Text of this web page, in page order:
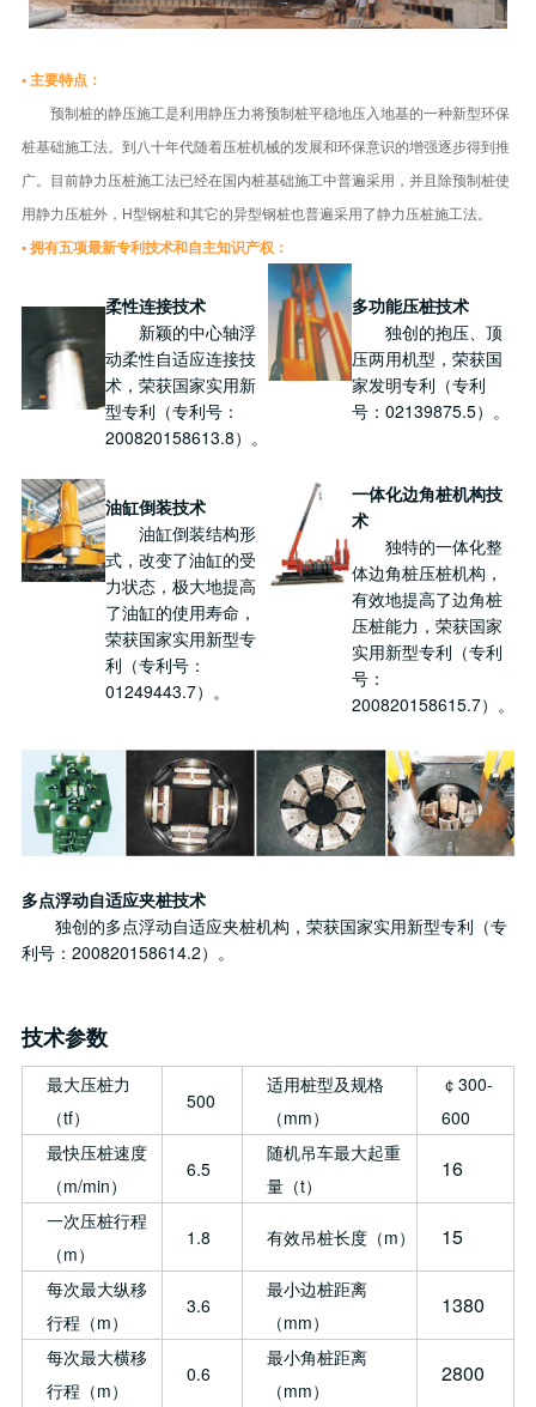
▪ 主要特点：
预制桩的静压施工是利用静压力将预制桩平稳地压入地基的一种新型环保
桩基础施工法。到八十年代随着压桩机械的发展和环保意识的增强逐步得到推
广。目前静力压桩施工法已经在国内桩基础施工中普遍采用，并且除预制桩使
用静力压桩外，H型钢桩和其它的异型钢桩也普遍采用了静力压桩施工法。
▪ 拥有五项最新专利技术和自主知识产权：
柔性连接技术
新颖的中心轴浮
动柔性自适应连接技
术，荣获国家实用新
型专利（专利号：
200820158613.8）。
多功能压桩技术
独创的抱压、顶
压两用机型，荣获国
家发明专利（专利
号：02139875.5）。
油缸倒装技术
油缸倒装结构形
式，改变了油缸的受
力状态，极大地提高
了油缸的使用寿命，
荣获国家实用新型专
利（专利号：
01249443.7）。
一体化边角桩机构技
术
独特的一体化整
体边角桩压桩机构，
有效地提高了边角桩
压桩能力，荣获国家
实用新型专利（专利
号：
200820158615.7）。
多点浮动自适应夹桩技术
独创的多点浮动自适应夹桩机构，荣获国家实用新型专利（专
利号：200820158614.2）。
技术参数
最大压桩力
（tf）
500
适用桩型及规格
（mm）
￠300-
600
最快压桩速度
（m/min）
6.5
随机吊车最大起重
量（t）
16
一次压桩行程
（m）
1.8 有效吊桩长度（m） 15
每次最大纵移
行程（m）
3.6
最小边桩距离
（mm）
1380
每次最大横移
行程（m）
0.6
最小角桩距离
（mm）
2800